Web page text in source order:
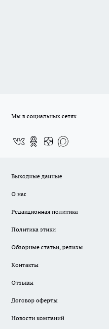
Мы в социальных сетях
Выходные данные
О нас
Редакционная политика
Политика этики
Обзорные статьи, релизы
Контакты
Отзывы
Договор оферты
Новости компаний